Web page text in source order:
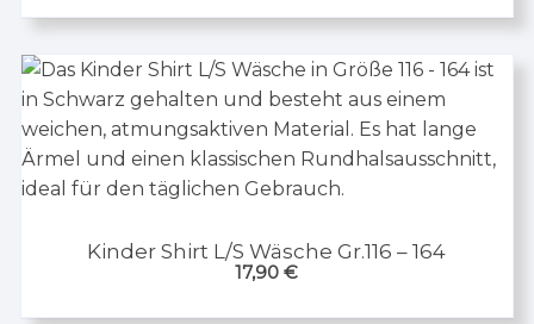
Kinder Shirt L/S Wäsche Gr.116 – 164
17,90€